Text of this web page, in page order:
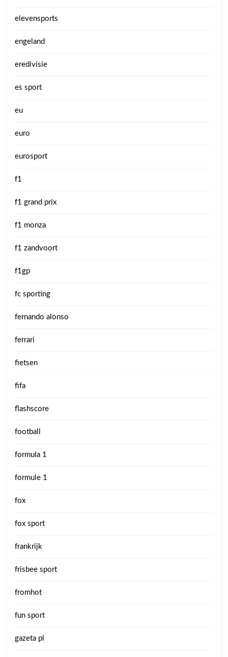
elevensports
engeland
eredivisie
es sport
eu
euro
eurosport
f1
f1 grand prix
f1 monza
f1 zandvoort
f1gp
fc sporting
fernando alonso
ferrari
fietsen
fifa
flashscore
football
formula 1
formule 1
fox
fox sport
frankrijk
frisbee sport
fromhot
fun sport
gazeta pl